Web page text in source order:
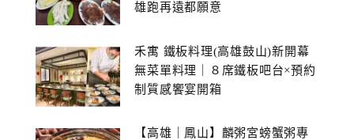
雄跑再遠都願意
禾寓 鐵板料理(高雄鼓山)新開幕
無菜單料理｜８席鐵板吧台×預約
制質感饗宴開箱
【高雄｜鳳山】麟粥宮螃蟹粥專